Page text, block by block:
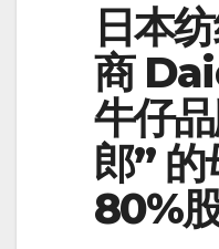
日本
商
牛仔
郎” 的
80%